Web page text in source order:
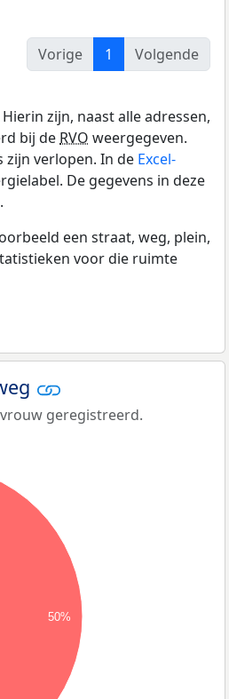
Vorige
1 Volgende
zijn, naast alle adressen,
bij de RVO weergegeven.
zijn verlopen. In de Excel-
De gegevens in deze
een straat, weg, plein,
voor die ruimte
geregistreerd.
50%